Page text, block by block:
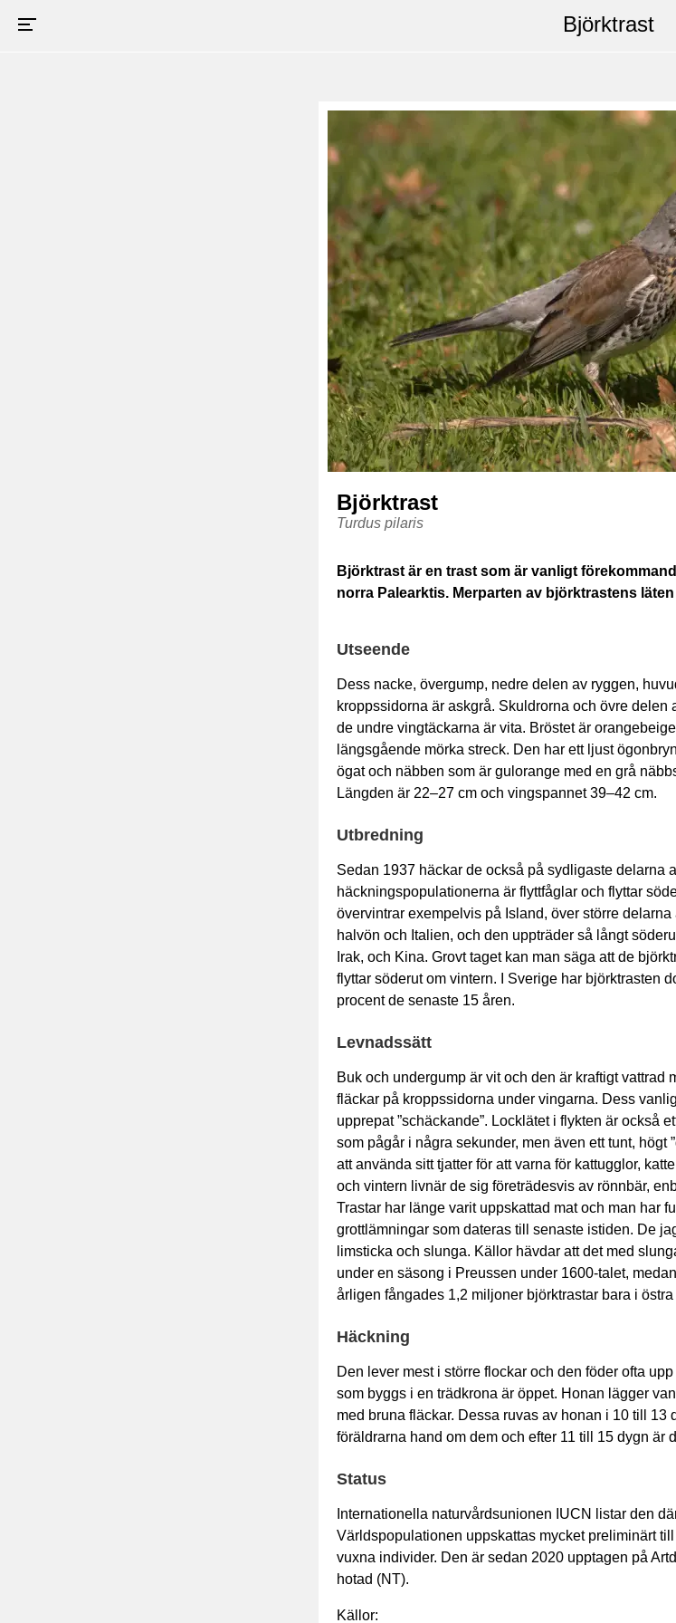
Björktrast
Björktrast
Turdus pilaris
Björktrast är en trast som är vanligt
norra Palearktis. Merparten av björktrastens
Utseende
Dess nacke, övergump, nedre delen av ryggen,
kroppssidorna är askgrå. Skuldrorna och övre delen
de undre vingtäckarna är vita. Bröstet är
längsgående mörka streck. Den har ett ljust
ögat och näbben som är gulorange med en grå
Längden är 22–27 cm och vingspannet 39–42 cm.
Utbredning
Sedan 1937 häckar de också på sydligaste delarna
häckningspopulationerna är flyttfåglar och flyttar
övervintrar exempelvis på Island, över större
halvön och Italien, och den uppträder så långt
Irak, och Kina. Grovt taget kan man säga att de
flyttar söderut om vintern. I Sverige har björktrasten
procent de senaste 15 åren.
Levnadssätt
Buk och undergump är vit och den är kraftigt vattrad
fläckar på kroppssidorna under vingarna. Dess
upprepat ”schäckande”. Locklätet i flykten är också
som pågår i några sekunder, men även ett tunt, högt
att använda sitt tjatter för att varna för kattugglor,
och vintern livnär de sig företrädesvis av rönnbär,
Trastar har länge varit uppskattad mat och man har
grottlämningar som dateras till senaste istiden. De
limsticka och slunga. Källor hävdar att det med
under en säsong i Preussen under 1600-talet,
årligen fångades 1,2 miljoner björktrastar bara i
Häckning
Den lever mest i större flockar och den föder ofta
som byggs i en trädkrona är öppet. Honan lägger
med bruna fläckar. Dessa ruvas av honan i 10 till 13
föräldrarna hand om dem och efter 11 till 15 dygn är
Status
Internationella naturvårdsunionen IUCN listar den
Världspopulationen uppskattas mycket preliminärt
vuxna individer. Den är sedan 2020 upptagen på
hotad (NT).
Källor: